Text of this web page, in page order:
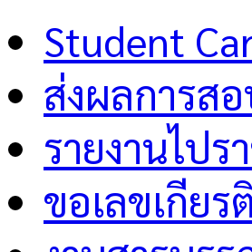
Student
ส่งผลการส
รายงานไปร
ขอเลขเกียร